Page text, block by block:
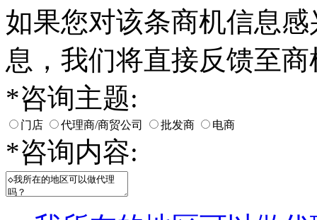
如果您对该条商机信息
息，我们将直接反馈至
*咨询主题:
门店 代理商/商贸公司 批发商 电商
*咨询内容: